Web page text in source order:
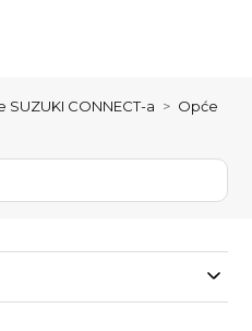
SUZUKI CONNECT-a
Opće